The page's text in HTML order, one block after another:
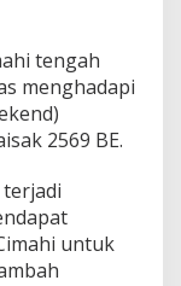
tengah
menghadapi
2569 BE.
untuk